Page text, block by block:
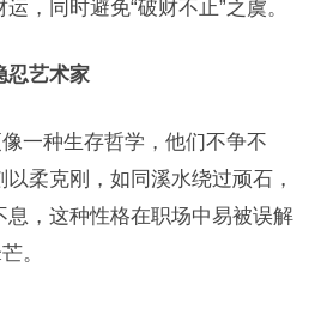
，同时避免“破财不止”之虞。
忍艺术家
一种生存哲学，他们不争不
柔克刚，如同溪水绕过顽石，
息，这种性格在职场中易被误解
。